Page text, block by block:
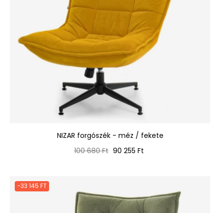
NIZAR forgószék - méz / fekete
Normál
100 680 Ft Ár
90 255 Ft
-33 145 FT